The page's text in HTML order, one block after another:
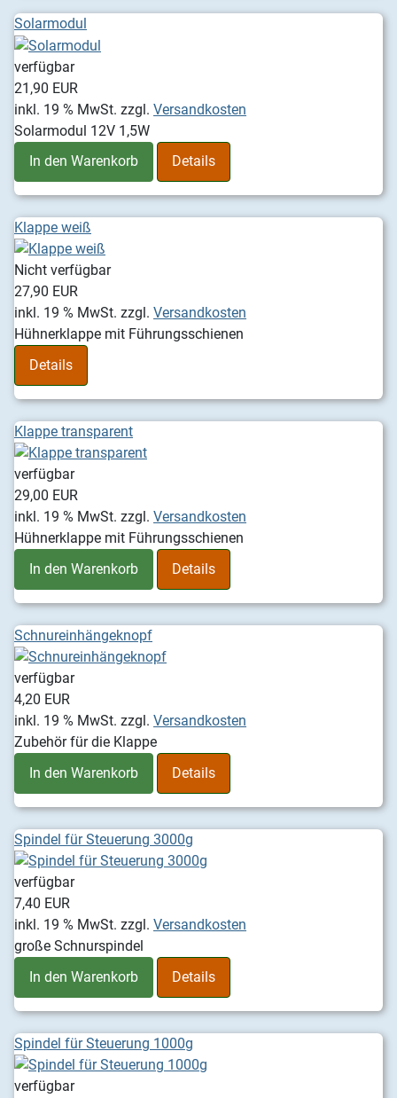
Solarmodul
verfügbar
21,90 EUR
inkl. 19 % MwSt. zzgl. Versandkosten
Solarmodul 12V 1,5W
In den Warenkorb
Details
Klappe weiß
Nicht verfügbar
27,90 EUR
inkl. 19 % MwSt. zzgl. Versandkosten
Hühnerklappe mit Führungsschienen
Details
Klappe transparent
verfügbar
29,00 EUR
inkl. 19 % MwSt. zzgl. Versandkosten
Hühnerklappe mit Führungsschienen
In den Warenkorb
Details
Schnureinhängeknopf
verfügbar
4,20 EUR
inkl. 19 % MwSt. zzgl. Versandkosten
Zubehör für die Klappe
In den Warenkorb
Details
Spindel für Steuerung 3000g
verfügbar
7,40 EUR
inkl. 19 % MwSt. zzgl. Versandkosten
große Schnurspindel
In den Warenkorb
Details
Spindel für Steuerung 1000g
verfügbar